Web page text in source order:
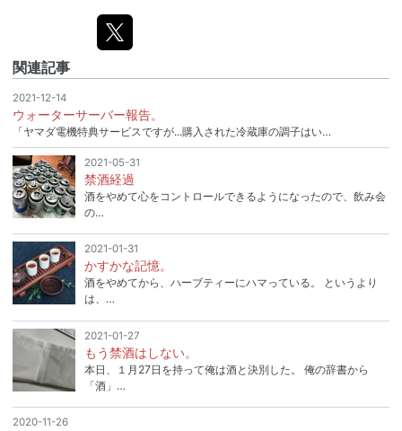
関連記事
2021-12-14
ウォーターサーバー報告。
「ヤマダ電機特典サービスですが...購入された冷蔵庫の調子はい…
2021-05-31
禁酒経過
酒をやめて心をコントロールできるようになったので、飲み会
の…
2021-01-31
かすかな記憶。
酒をやめてから、ハーブティーにハマっている。 というより
は、…
2021-01-27
もう禁酒はしない。
本日、１月27日を持って俺は酒と決別した。 俺の辞書から
「酒」…
2020-11-26